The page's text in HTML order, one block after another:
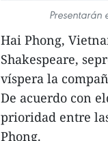
Presentarán
Hai Phong,
Shakespeare,
víspera la
De acuerdo con
prioridad entre
Phong.